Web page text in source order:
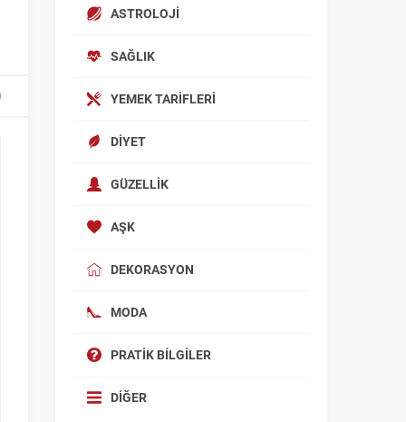
ASTROLOJI
SAĞLIK
YEMEK TARIFLERI
DIYET
GÜZELLIK
AŞK
DEKORASYON
MODA
PRATIK BILGILER
DIĞER